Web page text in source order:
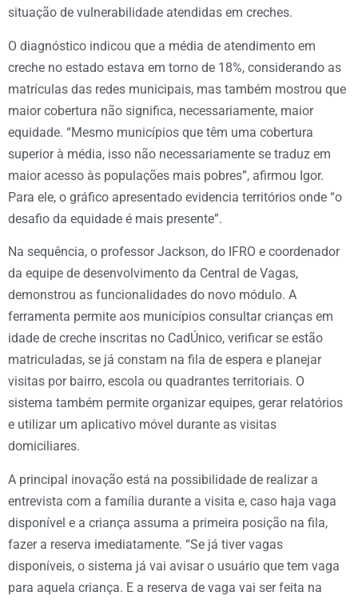
situação de vulnerabilidade atendidas em creches.
O diagnóstico indicou que a média de atendimento em
creche no estado estava em torno de 18%, considerando as
matrículas das redes municipais, mas também mostrou que
maior cobertura não significa, necessariamente, maior
equidade. “Mesmo municípios que têm uma cobertura
superior à média, isso não necessariamente se traduz em
maior acesso às populações mais pobres”, afirmou Igor.
Para ele, o gráfico apresentado evidencia territórios onde “o
desafio da equidade é mais presente”.
Na sequência, o professor Jackson, do IFRO e coordenador
da equipe de desenvolvimento da Central de Vagas,
demonstrou as funcionalidades do novo módulo. A
ferramenta permite aos municípios consultar crianças em
idade de creche inscritas no CadÚnico, verificar se estão
matriculadas, se já constam na fila de espera e planejar
visitas por bairro, escola ou quadrantes territoriais. O
sistema também permite organizar equipes, gerar relatórios
e utilizar um aplicativo móvel durante as visitas
domiciliares.
A principal inovação está na possibilidade de realizar a
entrevista com a família durante a visita e, caso haja vaga
disponível e a criança assuma a primeira posição na fila,
fazer a reserva imediatamente. “Se já tiver vagas
disponíveis, o sistema já vai avisar o usuário que tem vaga
para aquela criança. E a reserva de vaga vai ser feita na